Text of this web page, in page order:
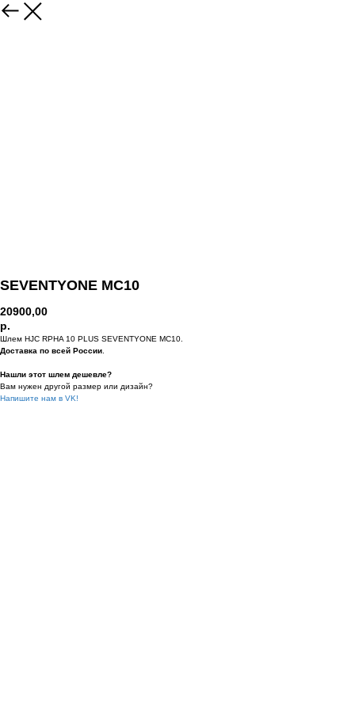
SEVENTYONE MC10
20900,00
р.
Шлем HJC RPHA 10 PLUS SEVENTYONE MC10.
Доставка по всей России
Нашли этот шлем дешевле?
Вам нужен другой размер или дизайн?
Напишите нам в VK!